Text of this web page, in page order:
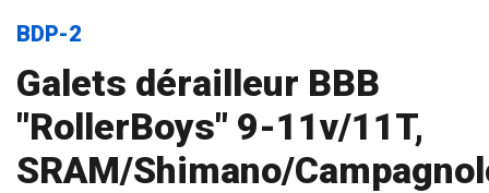
BDP-2
Galets dérailleur BBB
"RollerBoys" 9-11v/11T,
SRAM/Shimano/